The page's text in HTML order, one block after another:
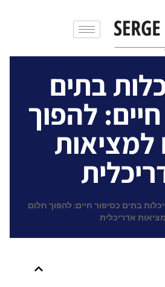
בתים
להפוך
למציאות
בתים כסיפור חיים: להפוך חלום
אדריכלית